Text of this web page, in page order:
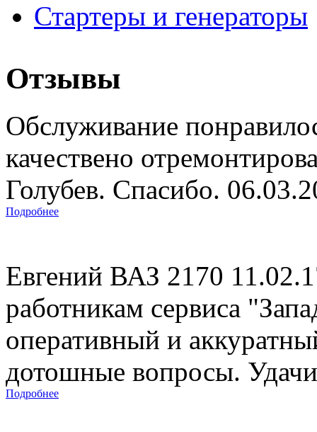
Стартеры и генераторы
Отзывы
Обслуживание
качествено
Голубев. Спасибо.
Подробнее
Евгений ВАЗ 2170
работникам сервиса
оперативный и
дотошные вопросы. Удачи
Подробнее